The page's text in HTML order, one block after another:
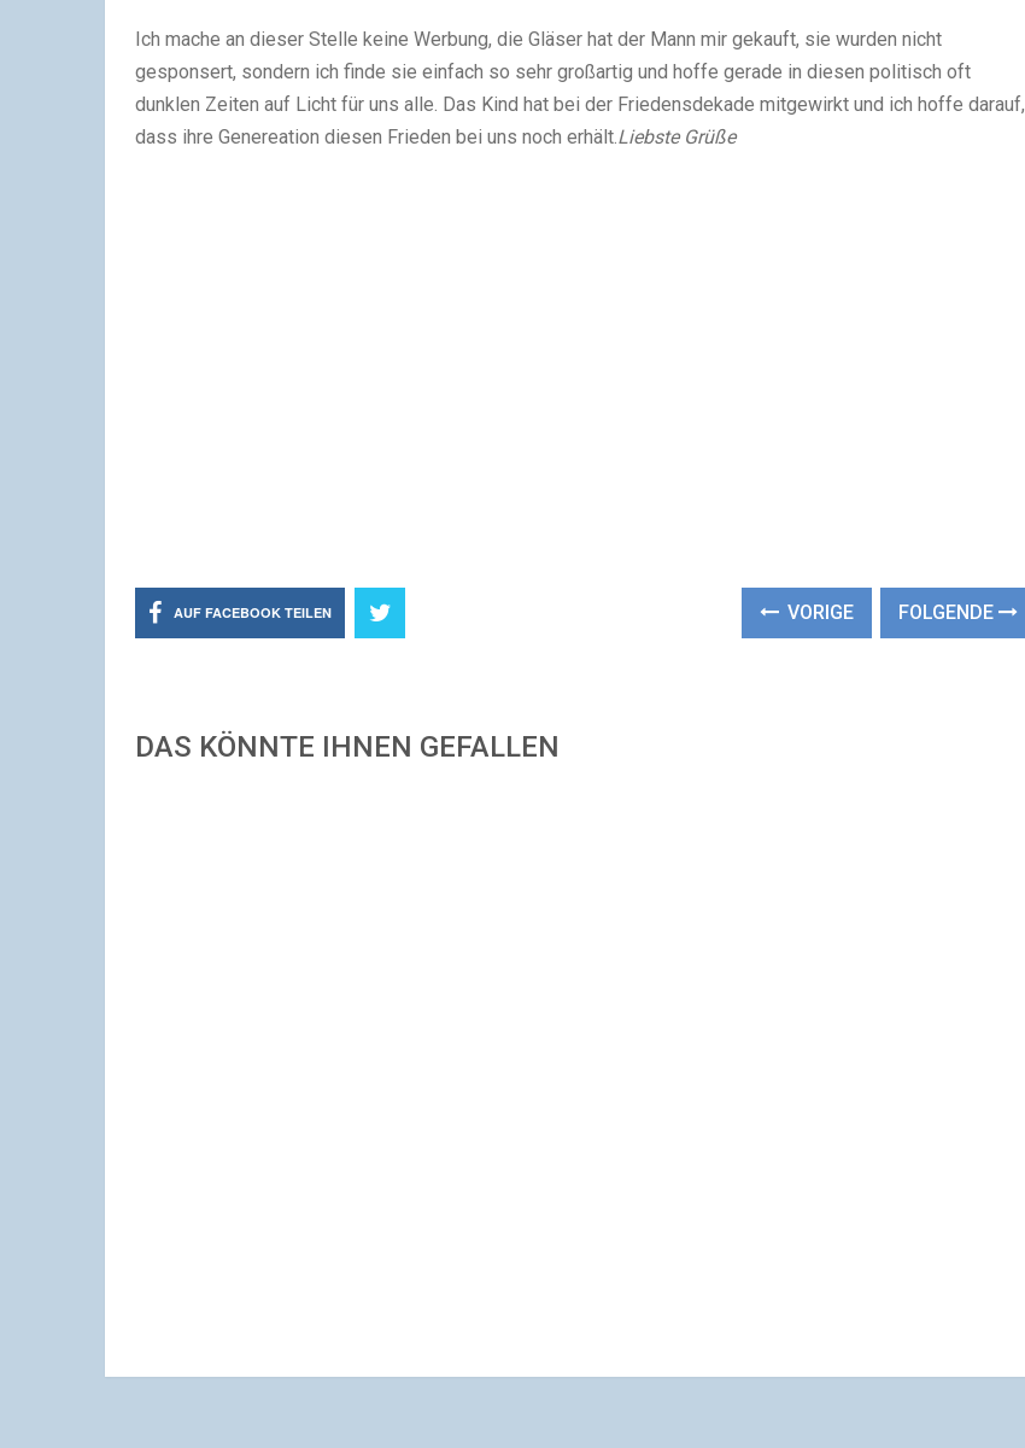
Ich mache an dieser Stelle keine Werbung, die Gläser hat der Mann mir gekauft, sie wurden nicht
gesponsert, sondern ich finde sie einfach so sehr großartig und hoffe gerade in diesen politisch oft
dunklen Zeiten auf Licht für uns alle. Das Kind hat bei der Friedensdekade mitgewirkt und ich hoffe darauf,
dass ihre Genereation diesen Frieden bei uns noch erhält.Liebste Grüße
AUF FACEBOOK TEILEN VORIGE FOLGENDE
DAS KÖNNTE IHNEN GEFALLEN